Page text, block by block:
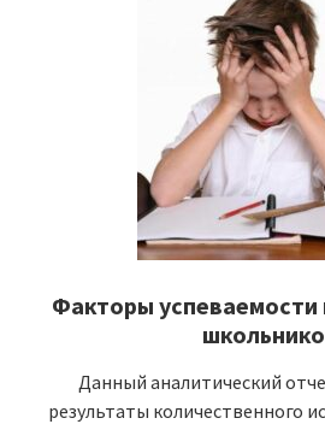
Факторы успеваемости
Данный аналитический
результаты количественного